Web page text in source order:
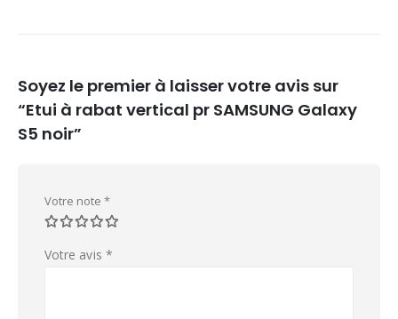
Soyez le premier à laisser votre avis sur
“Etui à rabat vertical pr SAMSUNG Galaxy
S5 noir”
Votre note *
Votre avis *